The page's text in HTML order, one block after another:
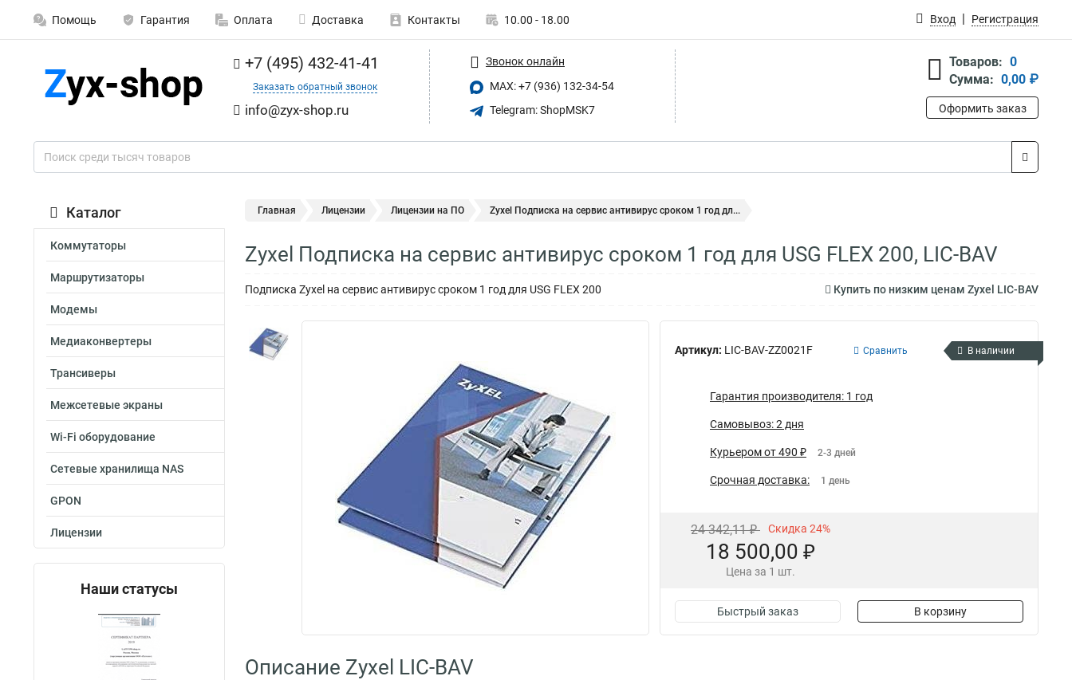
Помощь Гарантия Оплата Доставка Контакты 10.00 - 18.00 Вход Регистрация
+7 (495) 432-41-41
Заказать обратный звонок
info@zyx-shop.ru
Звонок онлайн
MAX: +7 (936) 132-34-54
Telegram: ShopMSK7
Товаров: 0
Сумма: 0,00 ₽
Оформить заказ
Каталог
Коммутаторы
Маршрутизаторы
Модемы
Медиаконвертеры
Трансиверы
Межсетевые экраны
Wi-Fi оборудование
Сетевые хранилища NAS
GPON
Лицензии
Наши статусы
Главная Лицензии Лицензии на ПО Zyxel Подписка на сервис антивирус сроком 1 год дл...
Zyxel Подписка на сервис антивирус сроком 1 год для USG FLEX 200, LIC-BAV
Подписка Zyxel на сервис антивирус сроком 1 год для USG FLEX 200 Купить по низким ценам Zyxel LIC-BAV
Артикул: LIC-BAV-ZZ0021F Сравнить В наличии
Гарантия производителя: 1 год
Самовывоз: 2 дня
Курьером от 490 ₽ 2-3 дней
Срочная доставка: 1 день
24 342,11 ₽ Скидка 24%
18 500,00 ₽
Цена за 1 шт.
Быстрый заказ В корзину
Описание Zyxel LIC-BAV